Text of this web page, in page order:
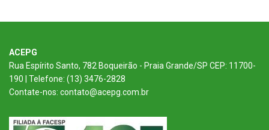
ACEPG
Rua Espírito Santo, 782 Boqueirão - Praia Grande/SP CEP: 11700-
190 | Telefone: (13) 3476-2828
Contate-nos: contato@acepg.com.br